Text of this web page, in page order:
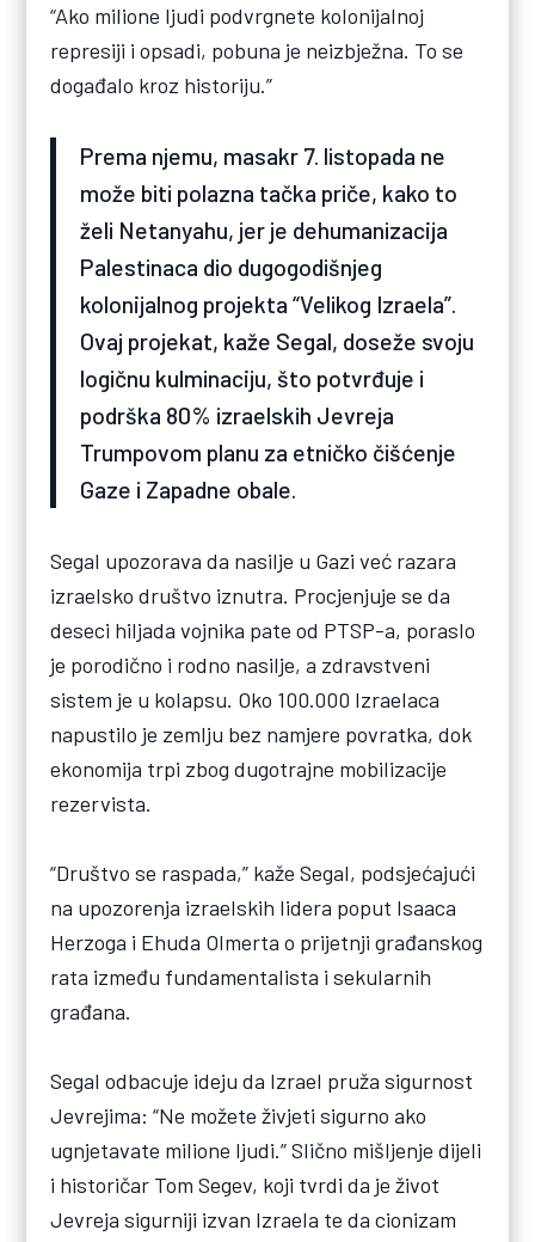
“Ako milione ljudi podvrgnete kolonijalnoj
represiji i opsadi, pobuna je neizbježna. To se
događalo kroz historiju.”
Prema njemu, masakr 7. listopada ne
može biti polazna tačka priče, kako to
želi Netanyahu, jer je dehumanizacija
Palestinaca dio dugogodišnjeg
kolonijalnog projekta “Velikog Izraela”.
Ovaj projekat, kaže Segal, doseže svoju
logičnu kulminaciju, što potvrđuje i
podrška 80% izraelskih Jevreja
Trumpovom planu za etničko čišćenje
Gaze i Zapadne obale.
Segal upozorava da nasilje u Gazi već razara
izraelsko društvo iznutra. Procjenjuje se da
deseci hiljada vojnika pate od PTSP-a, poraslo
je porodično i rodno nasilje, a zdravstveni
sistem je u kolapsu. Oko 100.000 Izraelaca
napustilo je zemlju bez namjere povratka, dok
ekonomija trpi zbog dugotrajne mobilizacije
rezervista.
“Društvo se raspada,” kaže Segal, podsjećajući
na upozorenja izraelskih lidera poput Isaaca
Herzoga i Ehuda Olmerta o prijetnji građanskog
rata između fundamentalista i sekularnih
građana.
Segal odbacuje ideju da Izrael pruža sigurnost
Jevrejima: “Ne možete živjeti sigurno ako
ugnjetavate milione ljudi.” Slično mišljenje dijeli
i historičar Tom Segev, koji tvrdi da je život
Jevreja sigurniji izvan Izraela te da cionizam